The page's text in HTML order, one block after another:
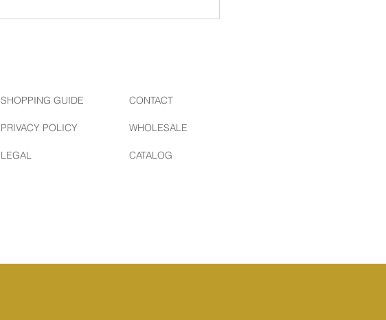
SHOPPING GUIDE
PRIVACY POLICY
LEGAL
CONTACT
WHOLESALE
CATALOG